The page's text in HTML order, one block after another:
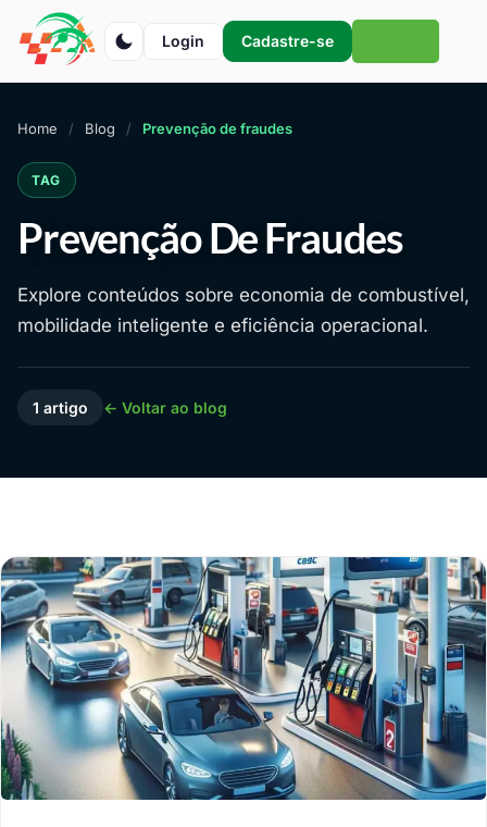
Login Cadastre-se
Home Blog Prevenção de fraudes
TAG
Prevenção De Fraudes
Explore conteúdos sobre economia de combustível,
mobilidade inteligente e eficiência operacional.
1 artigo ← Voltar ao blog